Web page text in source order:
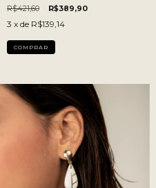
R$421,60 R$389,90
3 x de R$139,14